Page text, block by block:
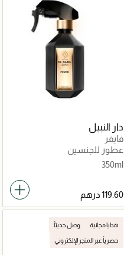
دار النبيل
فايفر
عطور للجنسين
350ml
هدايا مجانية وصل حديثاً
حصرياً عبر المتجر الإلكتروني